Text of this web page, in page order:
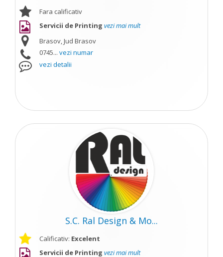
Fara calificativ
Servicii de Printing vezi mai mult
Brasov, Jud Brasov
0745... vezi numar
vezi detalii
S.C. Ral Design & Mo...
Calificativ: Excelent
Servicii de Printing vezi mai mult